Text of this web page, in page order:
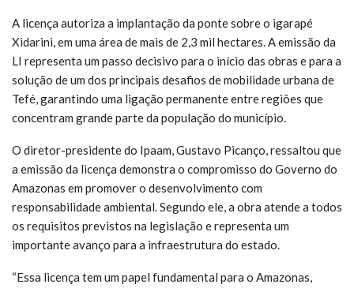
A licença autoriza a implantação da ponte sobre o igarapé
Xidarini, em uma área de mais de 2,3 mil hectares. A emissão da
LI representa um passo decisivo para o início das obras e para a
solução de um dos principais desafios de mobilidade urbana de
Tefé, garantindo uma ligação permanente entre regiões que
concentram grande parte da população do município.
O diretor-presidente do Ipaam, Gustavo Picanço, ressaltou que
a emissão da licença demonstra o compromisso do Governo do
Amazonas em promover o desenvolvimento com
responsabilidade ambiental. Segundo ele, a obra atende a todos
os requisitos previstos na legislação e representa um
importante avanço para a infraestrutura do estado.
“Essa licença tem um papel fundamental para o Amazonas,